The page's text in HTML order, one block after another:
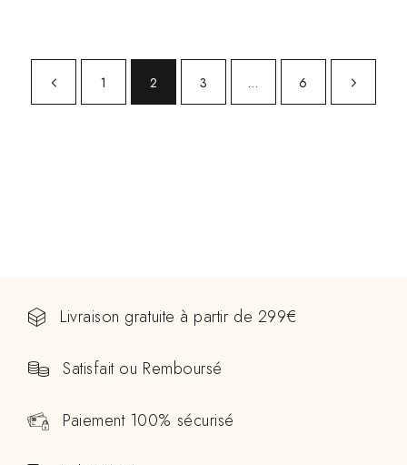
1 2 3 … 6
Livraison gratuite à partir de 299€
Satisfait ou Remboursé
Paiement 100% sécurisé